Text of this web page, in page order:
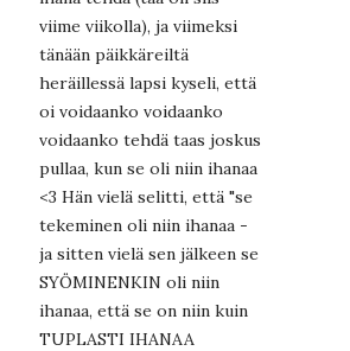
viime viikolla), ja viimeksi
tänään päikkäreiltä
heräillessä lapsi kyseli, että
oi voidaanko voidaanko
voidaanko tehdä taas joskus
pullaa, kun se oli niin ihanaa
<3 Hän vielä selitti, että "se
tekeminen oli niin ihanaa -
ja sitten vielä sen jälkeen se
SYÖMINENKIN oli niin
ihanaa, että se on niin kuin
TUPLASTI IHANAA